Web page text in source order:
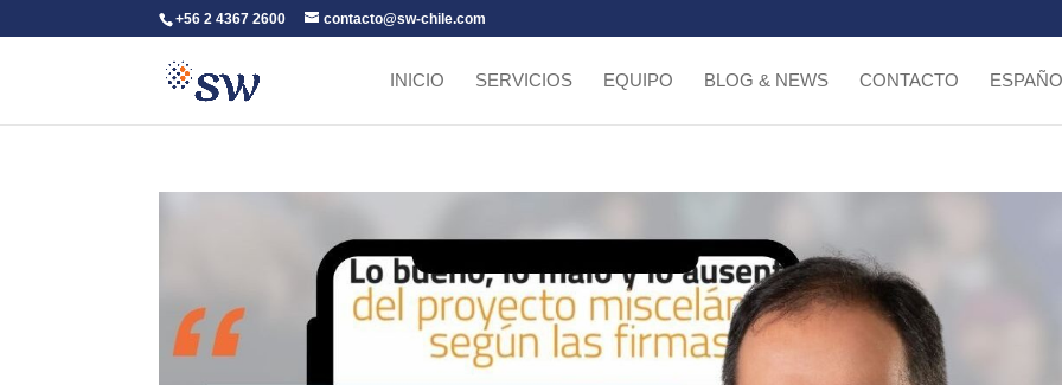
+56 2 4367 2600 contacto@sw-chile.com
INICIO SERVICIOS EQUIPO BLOG & NEWS CONTACTO